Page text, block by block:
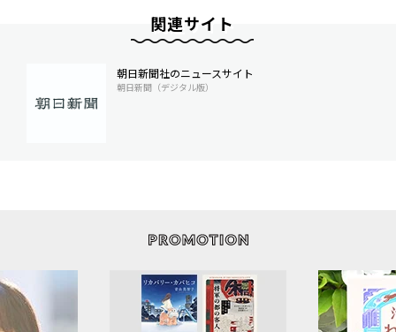
関連サイト
朝日新聞社のニュースサイト
朝日新聞（デジタル版）